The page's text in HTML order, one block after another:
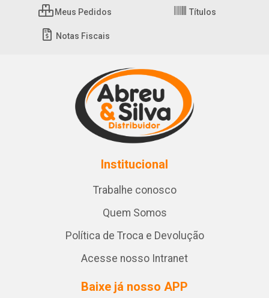
Meus Pedidos Títulos
Notas Fiscais
Institucional
Trabalhe conosco
Quem Somos
Política de Troca e Devolução
Acesse nosso Intranet
Baixe já nosso APP